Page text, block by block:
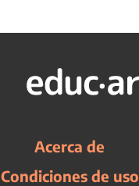
Acerca de
Condiciones de uso